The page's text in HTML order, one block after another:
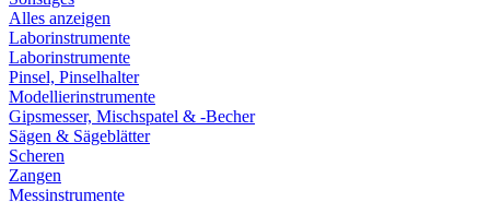
Alles anzeigen
Laborinstrumente
Laborinstrumente
Pinsel, Pinselhalter
Modellierinstrumente
Gipsmesser, Mischspatel & -Becher
Sägen & Sägeblätter
Scheren
Zangen
Messinstrumente